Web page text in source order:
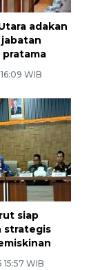
adakan
WIB
siap
strategis
WIB